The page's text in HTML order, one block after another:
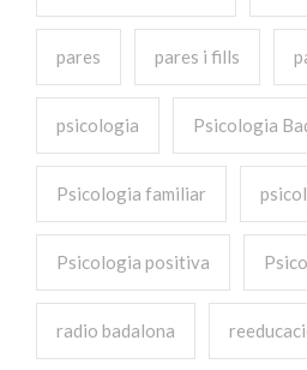
pares pares i fills
psicologia Psicologia
Psicologia familiar
Psicologia positiva
radio badalona